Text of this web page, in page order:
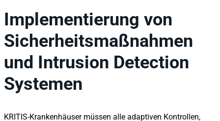
Implementierung von
Sicherheitsmaßnahmen
und Intrusion Detection
Systemen
KRITIS-Krankenhäuser müssen alle adaptiven Kontrollen,